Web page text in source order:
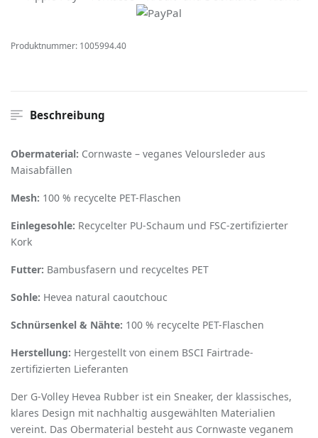
Produktnummer: 1005994.40
Beschreibung
Obermaterial: Cornwaste – veganes Veloursleder aus
Maisabfällen
Mesh: 100 % recycelte PET-Flaschen
Einlegesohle: Recycelter PU-Schaum und FSC-zertifizierter
Kork
Futter: Bambusfasern und recyceltes PET
Sohle: Hevea natural caoutchouc
Schnürsenkel & Nähte: 100 % recycelte PET-Flaschen
Herstellung: Hergestellt von einem BSCI Fairtrade-
zertifizierten Lieferanten
Der G-Volley Hevea Rubber ist ein Sneaker, der klassisches,
klares Design mit nachhaltig ausgewählten Materialien
vereint. Das Obermaterial besteht aus Cornwaste veganem